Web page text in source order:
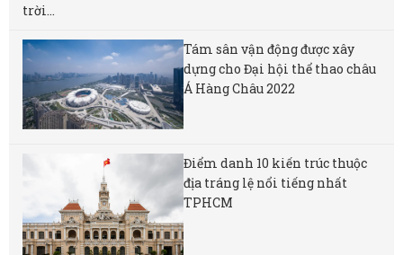
trời...
Tám sân vận động được xây
dựng cho Đại hội thể thao châu
Á Hàng Châu 2022
Điểm danh 10 kiến trúc thuộc
địa tráng lệ nổi tiếng nhất
TPHCM